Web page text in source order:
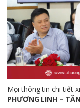
Mọi thông tin chi tiết
PHƯƠNG LINH –